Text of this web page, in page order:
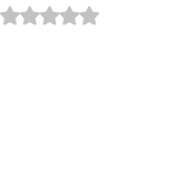
5 üzerinden NaN